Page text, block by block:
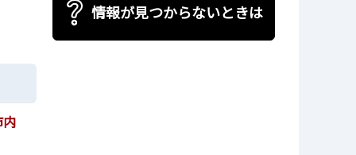
情報が見つからないときは